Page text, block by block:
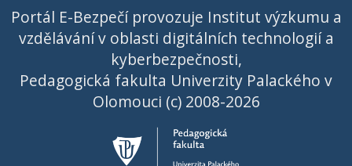
Portál E-Bezpečí provozuje Institut výzkumu a
vzdělávání v oblasti digitálních technologií a
kyberbezpečnosti,
Pedagogická fakulta Univerzity Palackého v
Olomouci (c) 2008-2026